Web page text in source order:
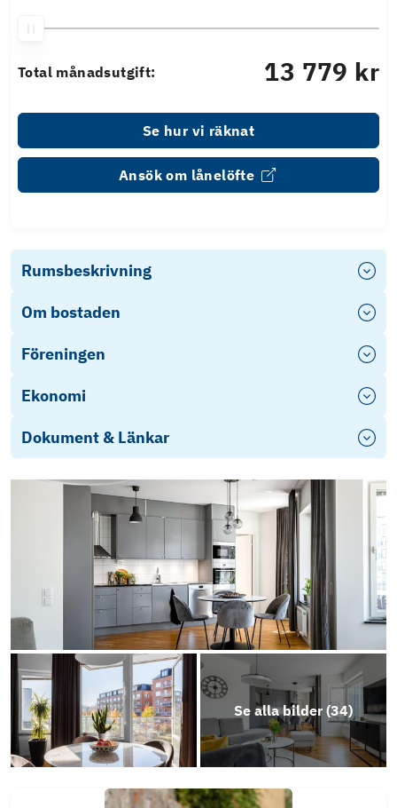
Total månadsutgift: 13 779 kr
Se hur vi räknat
Ansök om lånelöfte
Rumsbeskrivning
Om bostaden
Föreningen
Ekonomi
Dokument & Länkar
Energideklaration Brf Flygaren, Gyrogatan 2A-
C, Termikgatan 43, 45 A-D
Årsredovisning Brf Flygaren i Örebro -24
Stadgar-2025
Objektsbeskrivning
Se alla bilder (34)